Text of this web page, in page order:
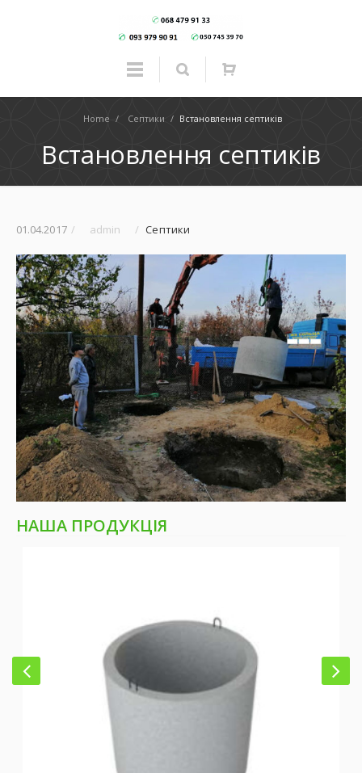
Home / Септики / Встановлення септиків
Встановлення септиків
01.04.2017 / admin / Септики
НАША ПРОДУКЦІЯ